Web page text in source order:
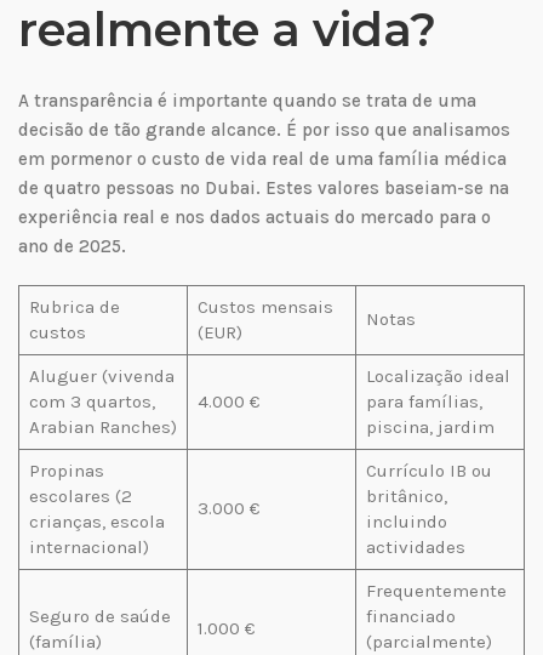
realmente a vida?
A transparência é importante quando se trata de uma
decisão de tão grande alcance. É por isso que analisamos
em pormenor o custo de vida real de uma família médica
de quatro pessoas no Dubai. Estes valores baseiam-se na
experiência real e nos dados actuais do mercado para o
ano de 2025.
Rubrica de
custos
Custos mensais
(EUR)
Notas
Aluguer (vivenda
com 3 quartos,
Arabian Ranches)
4.000 €
Localização ideal
para famílias,
piscina, jardim
Propinas
escolares (2
crianças, escola
internacional)
3.000 €
Currículo IB ou
britânico,
incluindo
actividades
Seguro de saúde
(família)
1.000 €
Frequentemente
financiado
(parcialmente)